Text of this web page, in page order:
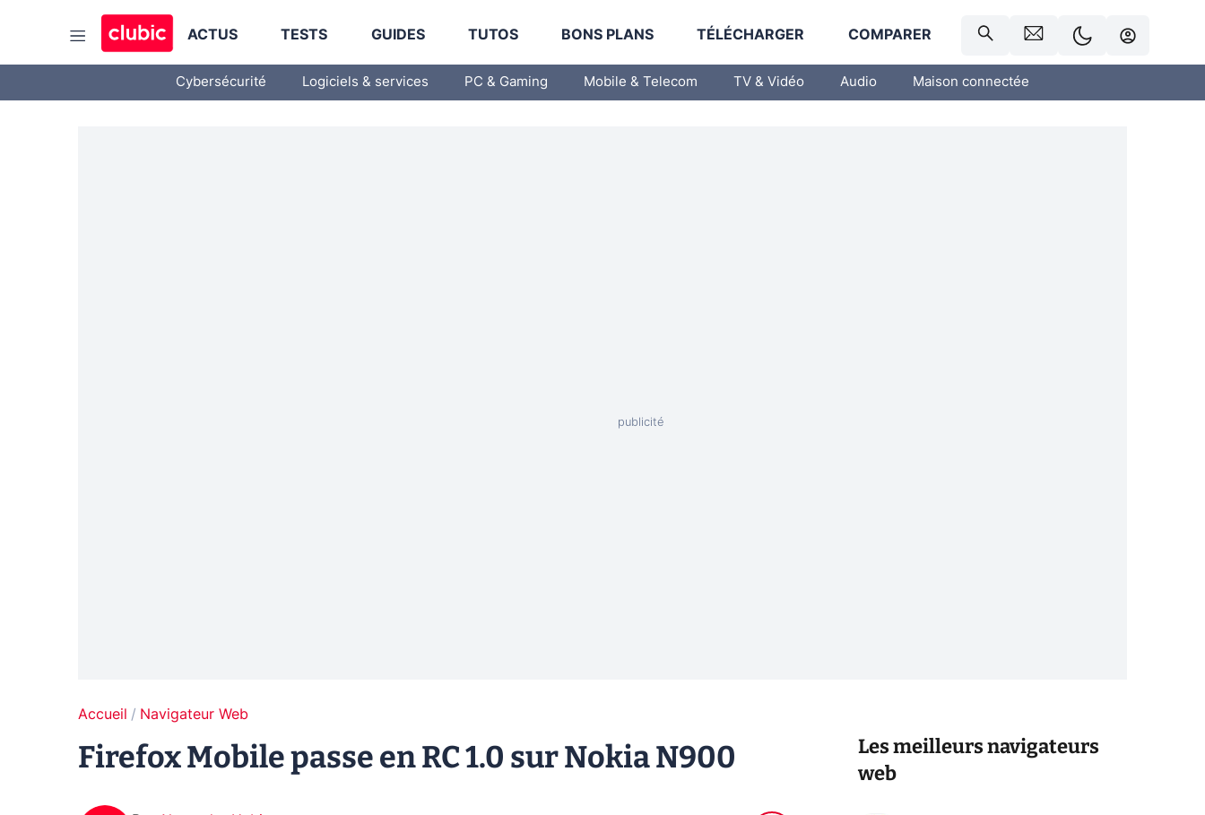
ACTUS TESTS GUIDES TUTOS BONS PLANS TÉLÉCHARGER COMPARER
Cybersécurité Logiciels & services PC & Gaming Mobile & Telecom TV & Vidéo Audio Maison connectée
Accueil Navigateur Web
Firefox Mobile passe en RC 1.0 sur Nokia N900
Les meilleurs navigateurs
web